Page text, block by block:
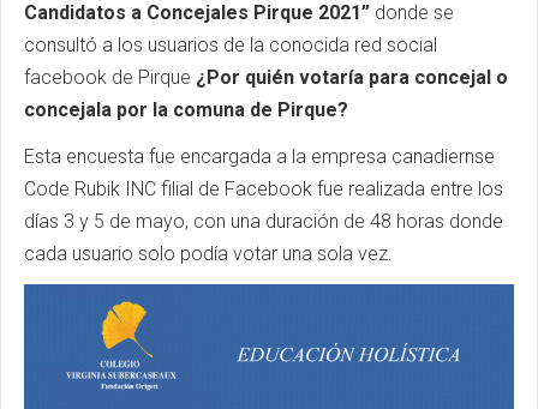
Candidatos a Concejales Pirque 2021” donde se
consultó a los usuarios de la conocida red social
facebook de Pirque ¿Por quién votaría para concejal o
concejala por la comuna de Pirque?
Esta encuesta fue encargada a la empresa canadiernse
Code Rubik INC filial de Facebook fue realizada entre los
días 3 y 5 de mayo, con una duración de 48 horas donde
cada usuario solo podía votar una sola vez.